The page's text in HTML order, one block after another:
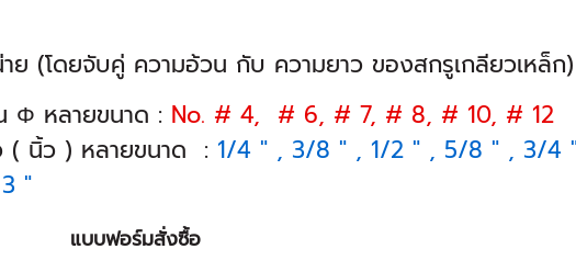
ย (โดยจับคู่ ความอ้วน กับ ความยาว ของสกรูเกลียวเหล็ก)
Φ หลายขนาด : No. # 4, # 6, # 7, # 8, # 10, # 12
( นิ้ว ) หลายขนาด :1/4 " , 3/8 " , 1/2 " , 5/8 " , 3/4 "
"
แบบฟอร์มสั่งซื้อ